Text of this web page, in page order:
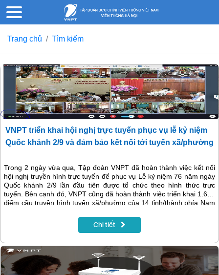
Trang chủ Tìm kiếm
VNPT triển khai hội nghị trực tuyến phục vụ lễ kỷ niệm
Quốc khánh 2/9 và đảm bảo kết nối tới tuyến xã/phường
Trong 2 ngày vừa qua, Tập đoàn VNPT đã hoàn thành việc kết nối
hội nghị truyền hình trực tuyến để phục vụ Lễ kỷ niệm 76 năm ngày
Quốc khánh 2/9 lần đầu tiên được tổ chức theo hình thức trực
tuyến. Bên cạnh đó, VNPT cũng đã hoàn thành việc triển khai 1.660
điểm cầu truyền hình tuyến xã/phường của 14 tỉnh/thành phía Nam
suốt từ Chính phủ tới tận xã/phường.
Chi tiết